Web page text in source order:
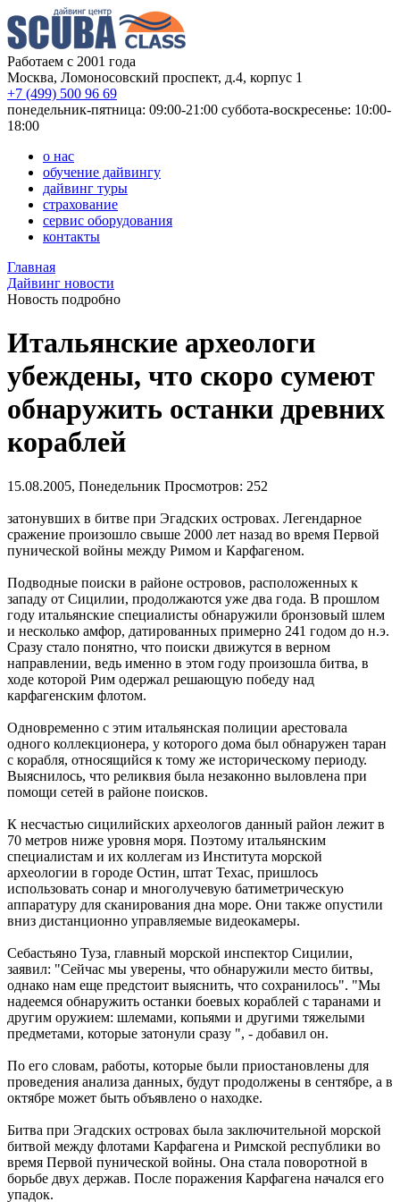
Работаем с 2001 года
Москва, Ломоносовский проспект, д.4, корпус 1
+7 (499) 500 96 69
понедельник-пятница: 09:00-21:00 суббота-воскресенье: 10:00-
18:00
о нас
обучение дайвингу
дайвинг туры
страхование
сервис оборудования
контакты
Главная
Дайвинг новости
Новость подробно
Итальянские археологи
убеждены, что скоро сумеют
обнаружить останки древних
кораблей
15.08.2005, Понедельник Просмотров: 252
затонувших в битве при Эгадских островах. Легендарное
сражение произошло свыше 2000 лет назад во время Первой
пунической войны между Римом и Карфагеном.
Подводные поиски в районе островов, расположенных к
западу от Сицилии, продолжаются уже два года. В прошлом
году итальянские специалисты обнаружили бронзовый шлем
и несколько амфор, датированных примерно 241 годом до н.э.
Сразу стало понятно, что поиски движутся в верном
направлении, ведь именно в этом году произошла битва, в
ходе которой Рим одержал решающую победу над
карфагенским флотом.
Одновременно с этим итальянская полиции арестовала
одного коллекционера, у которого дома был обнаружен таран
с корабля, относящийся к тому же историческому периоду.
Выяснилось, что реликвия была незаконно выловлена при
помощи сетей в районе поисков.
К несчастью сицилийских археологов данный район лежит в
70 метров ниже уровня моря. Поэтому итальянским
специалистам и их коллегам из Института морской
археологии в городе Остин, штат Техас, пришлось
использовать сонар и многолучевую батиметрическую
аппаратуру для сканирования дна море. Они также опустили
вниз дистанционно управляемые видеокамеры.
Себастьяно Туза, главный морской инспектор Сицилии,
заявил: "Сейчас мы уверены, что обнаружили место битвы,
однако нам еще предстоит выяснить, что сохранилось". "Мы
надеемся обнаружить останки боевых кораблей с таранами и
другим оружием: шлемами, копьями и другими тяжелыми
предметами, которые затонули сразу ", - добавил он.
По его словам, работы, которые были приостановлены для
проведения анализа данных, будут продолжены в сентябре, а в
октябре может быть объявлено о находке.
Битва при Эгадских островах была заключительной морской
битвой между флотами Карфагена и Римской республики во
время Первой пунической войны. Она стала поворотной в
борьбе двух держав. После поражения Карфагена начался его
упадок.